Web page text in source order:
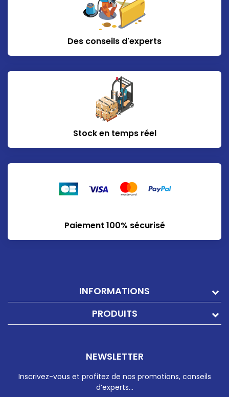
Des conseils d'experts
Stock en temps réel
Paiement 100% sécurisé
INFORMATIONS
PRODUITS
NEWSLETTER
Inscrivez-vous et profitez de nos promotions, conseils
d’experts…